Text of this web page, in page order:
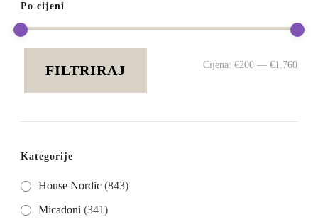
Po cijeni
Min
FILTRIRAJ Cijena: €200 — €1.760
Kategorije
House Nordic (843)
Micadoni (341)